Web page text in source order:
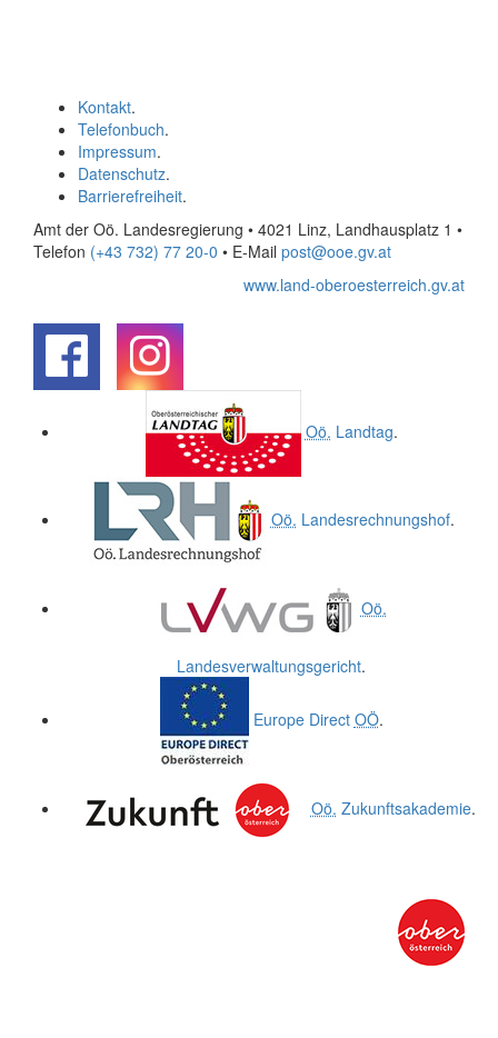
Kontakt.
Telefonbuch.
Impressum.
Datenschutz.
Barrierefreiheit.
Amt der Oö. Landesregierung • 4021 Linz, Landhausplatz 1 •
Telefon (+43 732) 77 20-0 • E-Mail post@ooe.gv.at
www.land-oberoesterreich.gv.at
Oö. Landtag.
Oö. Landesrechnungshof.
Oö.
Landesverwaltungsgericht.
Europe Direct OÖ.
Oö. Zukunftsakademie.